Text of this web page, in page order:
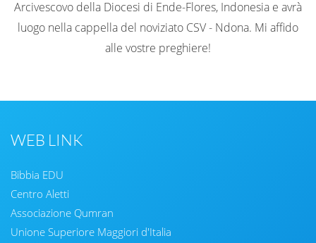
Arcivescovo della Diocesi di Ende-Flores, Indonesia e avrà
luogo nella cappella del noviziato CSV - Ndona. Mi affido
alle vostre preghiere!
WEB LINK
Bibbia EDU
Centro Aletti
Associazione Qumran
Unione Superiore Maggiori d'Italia